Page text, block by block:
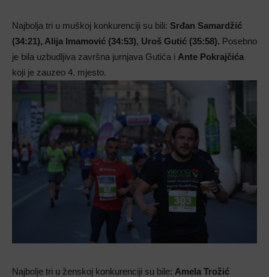
Najbolja tri u muškoj konkurenciji su bili: Srđan Samardžić
(34:21), Alija Imamović (34:53), Uroš Gutić (35:58). Posebno
je bila uzbudljiva završna jurnjava Gutića i Ante Pokrajčića
koji je zauzeo 4. mjesto.
Najbolje tri u ženskoj konkurenciji su bile: Amela Trožić